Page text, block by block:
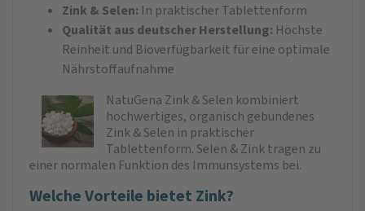
Zink & Selen: In praktischer Tablettenform
Qualität aus deutscher Herstellung: Höchste
Reinheit und Bioverfügbarkeit für eine optimale
Nährstoffaufnahme
NatuGena Zink & Selen kombiniert
hochwertiges, organisch gebundenes
Zink & Selen in praktischer
Tablettenform. Selen & Zink tragen zu
einer normalen Funktion des Immunsys­tems bei.
Welche Vorteile bietet Zink?